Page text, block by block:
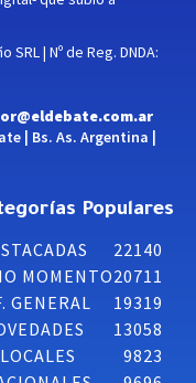
SRL | Nº de Reg. DNDA:
| Bs. As. Argentina |
Populares
22140
MOMENTO20711
GENERAL
19319
13058
LOCALES
9823